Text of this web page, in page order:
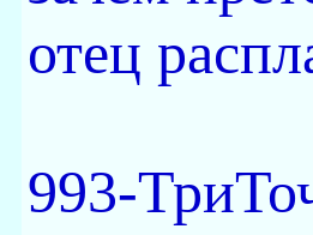
отец
993-